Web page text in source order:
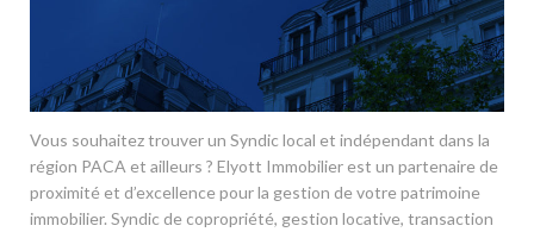
Vous souhaitez trouver un Syndic local et indépendant dans la
région PACA et ailleurs ? Elyott Immobilier est un partenaire de
proximité et d’excellence pour la gestion de votre patrimoine
immobilier. Syndic de copropriété, gestion locative, transaction